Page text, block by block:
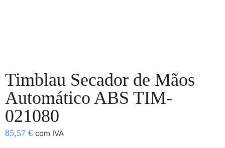
Timblau Secador de Mãos
Automático ABS TIM-
021080
85,57 € com IVA